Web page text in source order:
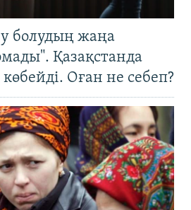
болудың жаңа
Қазақстанда
Оған не себеп?